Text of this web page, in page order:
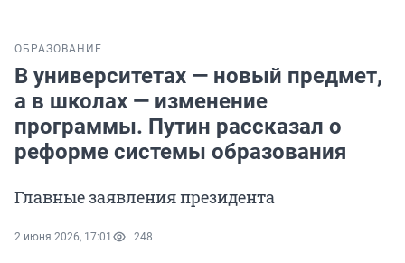
ОБРАЗОВАНИЕ
В университетах — новый предмет,
а в школах — изменение
программы. Путин рассказал о
реформе системы образования
Главные заявления президента
2 июня 2026, 17:01 248